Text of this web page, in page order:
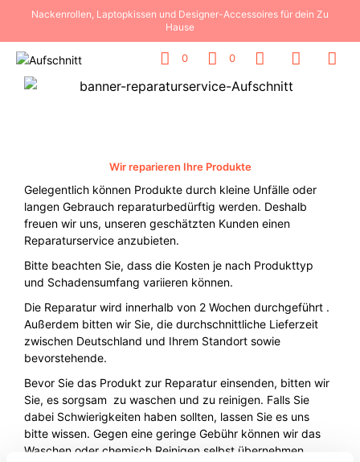
Nackenrollen, Laptopkissen und Designer-Accessoires für dein Zu
Hause
0 0
Wir reparieren Ihre Produkte
Gelegentlich können Produkte durch kleine Unfälle oder
langen Gebrauch reparaturbedürftig werden. Deshalb
freuen wir uns, unseren geschätzten Kunden einen
Reparaturservice anzubieten.
Bitte beachten Sie, dass die Kosten je nach Produkttyp
und Schadensumfang variieren können.
Die Reparatur wird innerhalb von 2 Wochen durchgeführt .
Außerdem bitten wir Sie, die durchschnittliche Lieferzeit
zwischen Deutschland und Ihrem Standort sowie
bevorstehende.
Bevor Sie das Produkt zur Reparatur einsenden, bitten wir
Sie, es sorgsam zu waschen und zu reinigen. Falls Sie
dabei Schwierigkeiten haben sollten, lassen Sie es uns
bitte wissen. Gegen eine geringe Gebühr können wir das
Waschen oder chemisch Reinigen selbst übernehmen.